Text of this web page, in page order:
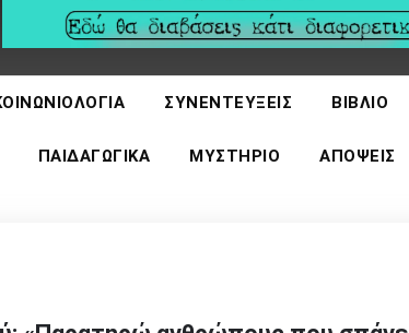
ΣΥΝΕΝΤΕΎΞΕΙΣ ΒΙΒΛΊΟ
ΠΑΙΔΑΓΩΓΙΚΆ ΜΥΣΤΉΡΙΟ ΑΠΌΨΕΙΣ